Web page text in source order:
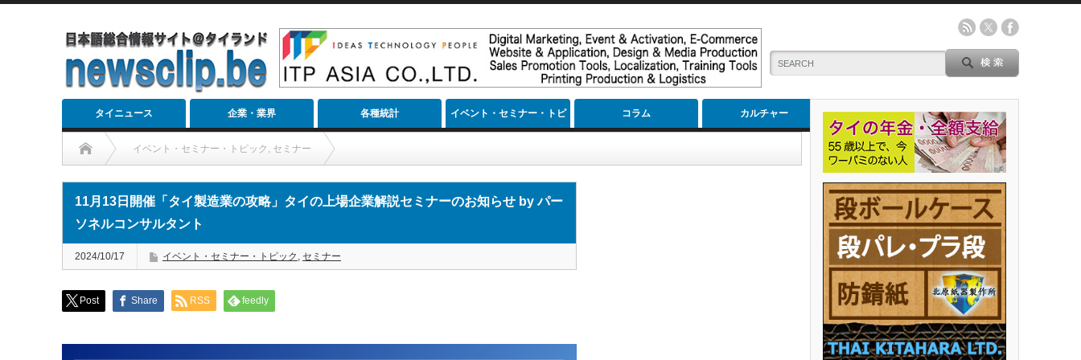
タイニュース 企業・業界 各種統計 イベント・セミナー・トピ コラム カルチャー
イベント・セミナー・トピック , セミナー
11月13日開催「タイ製造業の攻略」タイの上場企業解説セミナーのお知らせ by パーソネルコンサルタント
11月13日開催「タイ製造業の攻略」タイの上場企業解説セミナーのお知らせ by パー
ソネルコンサルタント
2024/10/17 イベント・セミナー・トピック , セミナー
Post Share RSS feedly